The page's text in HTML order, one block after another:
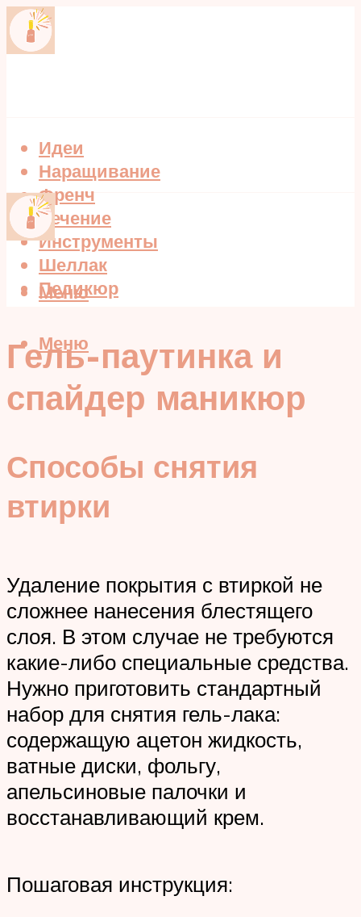
Идеи
Наращивание
Френч
Лечение
Инструменты
Шеллак
Педикюр
Меню
Меню
Гель-паутинка и
спайдер маникюр
Способы снятия
втирки
Удаление покрытия с втиркой не
сложнее нанесения блестящего
слоя. В этом случае не требуются
какие-либо специальные средства.
Нужно приготовить стандартный
набор для снятия гель-лака:
содержащую ацетон жидкость,
ватные диски, фольгу,
апельсиновые палочки и
восстанавливающий крем.
Пошаговая инструкция: